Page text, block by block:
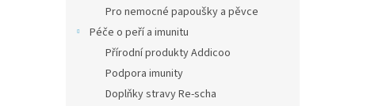
Pro nemocné papoušky a pěvce
Péče o peří a imunitu
Přírodní produkty Addicoo
Podpora imunity
Doplňky stravy Re-scha